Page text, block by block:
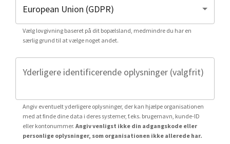
Vælg lovgivning baseret på dit bopælsland, medmindre du har en
særlig grund til at vælge noget andet.
Yderligere identificerende oplysninger (valgfrit)
Angiv eventuelt yderligere oplysninger, der kan hjælpe organisationen
med at finde dine data i deres systemer, f.eks. brugernavn, kunde-ID
eller kontonummer. Angiv venligst ikke din adgangskode eller
personlige oplysninger, som organisationen ikke allerede har.